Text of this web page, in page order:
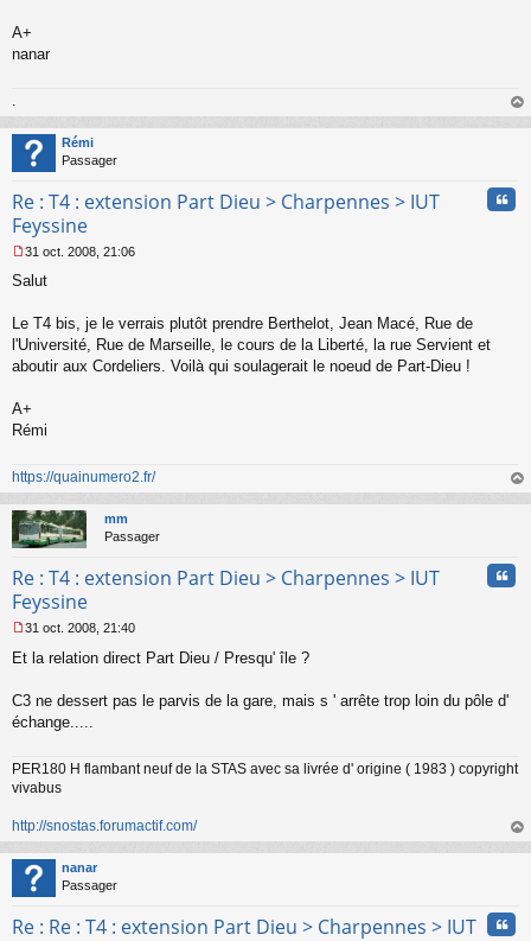
u
A+
nanar
.
au
Rémi
Passager
Re : T4 : extension Part Dieu > Charpennes > IUT
Feyssine
e
s
a
g
e
o
n
31 oct. 2008, 21:06
Salut
Le T4 bis, je le verrais plutôt prendre Berthelot, Jean Macé, Rue de
l'Université, Rue de Marseille, le cours de la Liberté, la rue Servient et
aboutir aux Cordeliers. Voilà qui soulagerait le noeud de Part-Dieu !
A+
Rémi
https://quainumero2.fr/
au
mm
Passager
Re : T4 : extension Part Dieu > Charpennes > IUT
Feyssine
e
s
g
n
o
l
u
31 oct. 2008, 21:40
Et la relation direct Part Dieu / Presqu' île ?
C3 ne dessert pas le parvis de la gare, mais s ' arrête trop loin du pôle d'
échange.....
PER180 H flambant neuf de la STAS avec sa livrée d' origine ( 1983 ) copyright
vivabus
http://snostas.forumactif.com/
au
nanar
Passager
Re : Re : T4 : extension Part Dieu > Charpennes > IUT